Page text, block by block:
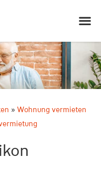
» Wohnung vermieten